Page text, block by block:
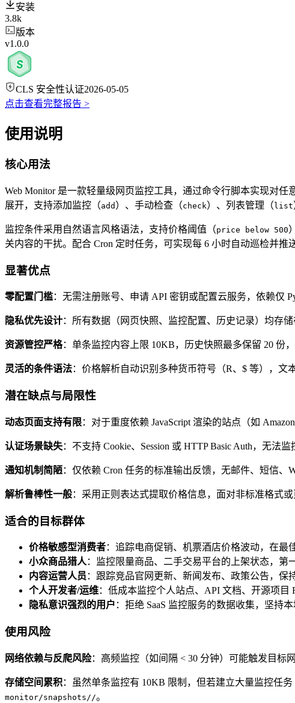
安装
3.8k
版本
v1.0.0
CLS 安全性认证2026-05-05
点击查看完整报告 >
使用说明
核心用法
Web Monitor 是一款轻量级网页监控工具，通过命令行脚本实现对
展开，支持添加监控（add ）、手动检查（check）、列表管理（ list
监控条件采用自然语言风格语法，支持价格阈值（price below 500
关内容的干扰。配合 Cron 定时任务，可实现每 6 小时自动巡检并推
显著优点
零配置门槛：无需注册账号、申请 API 密钥或配置云服务，依赖仅
隐私优先设计：所有数据（网页快照、监控配置、历史记录）均存
资源管控严格：单条监控内容上限 10KB，历史快照最多保留 20 份
灵活的条件语法：价格解析自动识别多种货币符号（R、$ 等），文
潜在缺点与局限性
动态页面支持有限：对于重度依赖 JavaScript 渲染的站点（如
认证场景缺失：不支持 Cookie、Session 或 HTTP Basic Auth，无法
通知机制简陋：仅依赖 Cron 任务的标准输出反馈，无邮件、短信、
解析鲁棒性一般：采用正则表达式提取价格信息，面对非标准格式
适合的目标群体
价格敏感型消费者：追踪电商促销、机票酒店价格波动，在最
小众商品猎人 ：监控限量商品、二手交易平台的上架状态，第
内容运营人员 ：跟踪竞品官网更新、新闻发布、政策公告，保
个人开发者/运维：低成本监控个人站点、API 文档、开源项目
隐私意识强烈的用户 ：拒绝 SaaS 监控服务的数据收集，坚持
使用风险
网络依赖与反爬风险：高频监控（如间隔 < 30 分钟）可能触发目标
存储空间累积：虽然单条监控有 10KB 限制，但若建立大量监控任
monitor/snapshots//。